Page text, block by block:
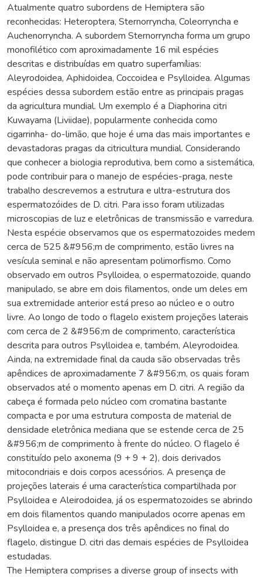
Atualmente quatro subordens de Hemiptera são
reconhecidas: Heteroptera, Sternorryncha, Coleorryncha e
Auchenorryncha. A subordem Sternorryncha forma um grupo
monofilético com aproximadamente 16 mil espécies
descritas e distribuídas em quatro superfamílias:
Aleyrodoidea, Aphidoidea, Coccoidea e Psylloidea. Algumas
espécies dessa subordem estão entre as principais pragas
da agricultura mundial. Um exemplo é a Diaphorina citri
Kuwayama (Liviidae), popularmente conhecida como
cigarrinha- do-limão, que hoje é uma das mais importantes e
devastadoras pragas da citricultura mundial. Considerando
que conhecer a biologia reprodutiva, bem como a sistemática,
pode contribuir para o manejo de espécies-praga, neste
trabalho descrevemos a estrutura e ultra-estrutura dos
espermatozóides de D. citri. Para isso foram utilizadas
microscopias de luz e eletrônicas de transmissão e varredura.
Nesta espécie observamos que os espermatozoides medem
cerca de 525 &#956;m de comprimento, estão livres na
vesícula seminal e não apresentam polimorfismo. Como
observado em outros Psylloidea, o espermatozoide, quando
manipulado, se abre em dois filamentos, onde um deles em
sua extremidade anterior está preso ao núcleo e o outro
livre. Ao longo de todo o flagelo existem projeções laterais
com cerca de 2 &#956;m de comprimento, característica
descrita para outros Psylloidea e, também, Aleyrodoidea.
Ainda, na extremidade final da cauda são observadas três
apêndices de aproximadamente 7 &#956;m, os quais foram
observados até o momento apenas em D. citri. A região da
cabeça é formada pelo núcleo com cromatina bastante
compacta e por uma estrutura composta de material de
densidade eletrônica mediana que se estende cerca de 25
&#956;m de comprimento à frente do núcleo. O flagelo é
constituído pelo axonema (9 + 9 + 2), dois derivados
mitocondriais e dois corpos acessórios. A presença de
projeções laterais é uma característica compartilhada por
Psylloidea e Aleirodoidea, já os espermatozoides se abrindo
em dois filamentos quando manipulados ocorre apenas em
Psylloidea e, a presença dos três apêndices no final do
flagelo, distingue D. citri das demais espécies de Psylloidea
estudadas.
The Hemiptera comprises a diverse group of insects with